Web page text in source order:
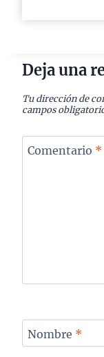
Deja una
Tu dirección de
campos
Comentario *
Nombre *